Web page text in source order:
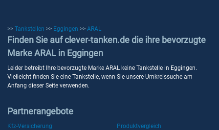
>> Tankstellen >> Eggingen >> ARAL
Finden Sie auf clever-tanken.de die ihre bevorzugte
Marke ARAL in Eggingen
Leider betreibt Ihre bevorzugte Marke ARAL keine Tankstelle in Eggingen.
Vielleicht finden Sie eine Tankstelle, wenn Sie unsere Umkreissuche am
Anfang dieser Seite verwenden.
Partnerangebote
Kfz-Versicherung
Produktvergleich